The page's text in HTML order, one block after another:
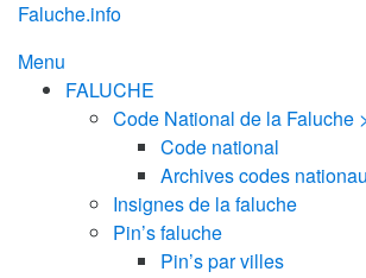
Aller
contenu
Faluche.info
Menu
FALUCHE
Code National de la Faluche
Code national
Archives codes
Insignes de la faluche
Pin’s faluche
Pin’s par villes